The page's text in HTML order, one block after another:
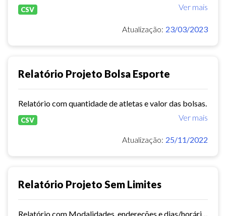
Ver mais
CSV
Atualização: 23/03/2023
Relatório Projeto Bolsa Esporte
Relatório com quantidade de atletas e valor das bolsas.
Ver mais
CSV
Atualização: 25/11/2022
Relatório Projeto Sem Limites